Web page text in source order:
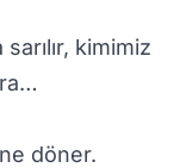
kimimiz
döner.